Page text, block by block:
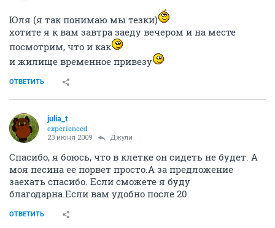
Юля (я так понимаю мы тезки)
хотите я к вам завтра заеду вечером и на месте
посмотрим, что и как
и жилище временное привезу
ОТВЕТИТЬ
julia_t
experienced
23 июня 2009 Джули
Спасибо, я боюсь, что в клетке он сидеть не будет. А
моя песина ее порвет просто.А за предложение
заехать спасибо. Если сможете я буду
благодарна.Если вам удобно после 20.
ОТВЕТИТЬ